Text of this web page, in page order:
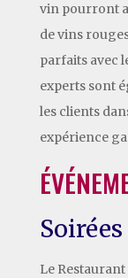
vin pourront
de vins
parfaits avec
experts sont
les clients
expérience
Le